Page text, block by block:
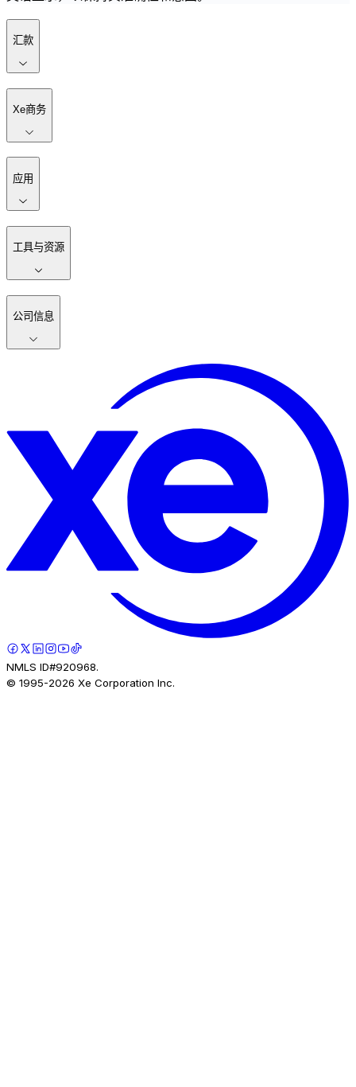
汇款
Xe商务
应用
工具与资源
公司信息
NMLS ID#920968.
© 1995-2026 Xe Corporation Inc.